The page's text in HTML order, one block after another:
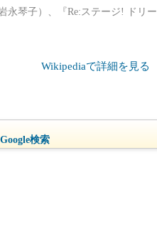
永琴子）、『Re:ステージ! ドリー
Wikipediaで詳細を見る
検索